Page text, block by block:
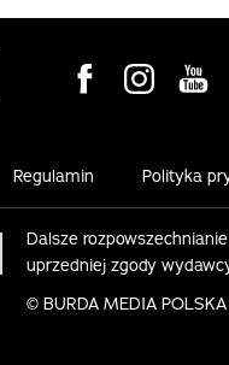
Visit us onVisit us on
Visit
Regulamin Polityka
Dalsze
uprzedniej zgody
© BURDA MEDIA